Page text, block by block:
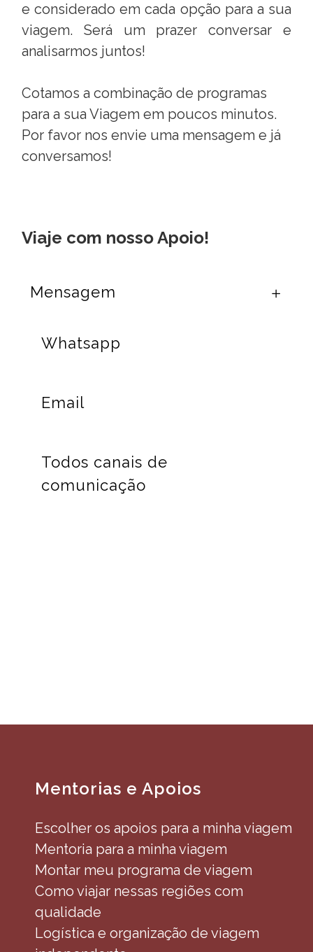
e considerado em cada opção para a sua
viagem. Será um prazer conversar e
analisarmos juntos!
Cotamos a combinação de programas
para a sua Viagem em poucos minutos.
Por favor nos envie uma mensagem e já
conversamos!
Viaje com nosso Apoio!
Mensagem
Whatsapp
Email
Todos canais de
comunicação
Mentorias e Apoios
Escolher os apoios para a minha viagem
Mentoria para a minha viagem
Montar meu programa de viagem
Como viajar nessas regiões com
qualidade
Logística e organização de viagem